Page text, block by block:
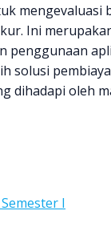
mengevaluasi
Ini
penggunaan
solusi
dihadapi oleh
I